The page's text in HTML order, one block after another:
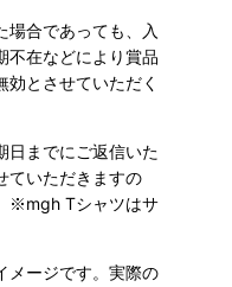
合であっても、入
不在などにより賞品
とさせていただく
日までにご返信いた
ていただきますの
※mgh Tシャツはサ
メージです。実際の